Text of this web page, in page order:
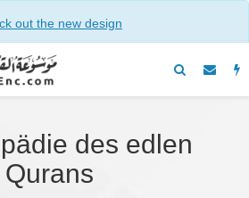
out the new design
des edlen
Qurans